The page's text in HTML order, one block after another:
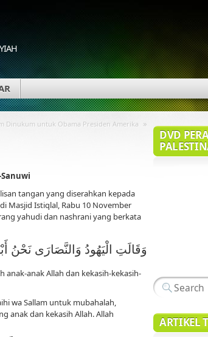
Dinukum untuk Obama Presiden Amerika »
tangan yang diserahkan kepada
Masjid Istiqlal, Rabu 10 November
yahudi dan nashrani yang berkata
وَقَالَتِ الْيَهُودُ وَالنَّصَارَى نَحْنُ
anak-anak Allah dan kekasih-kekasih-
wa Sallam untuk mubahalah,
anak dan kekasih Allah. Allah
DVD
ARTIKEL